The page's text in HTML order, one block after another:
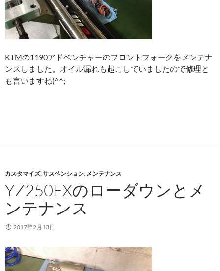
KTMの1190アドベンチャーのフロントフォークをメンテナ
ンスしました。オイル漏れも起こしていましたので修理と
も言いますね(^^;
カスタマイズ,サスペンション, メンテナンス
YZ250FXのローダウンとメ
ンテナンス
2017年2月13日